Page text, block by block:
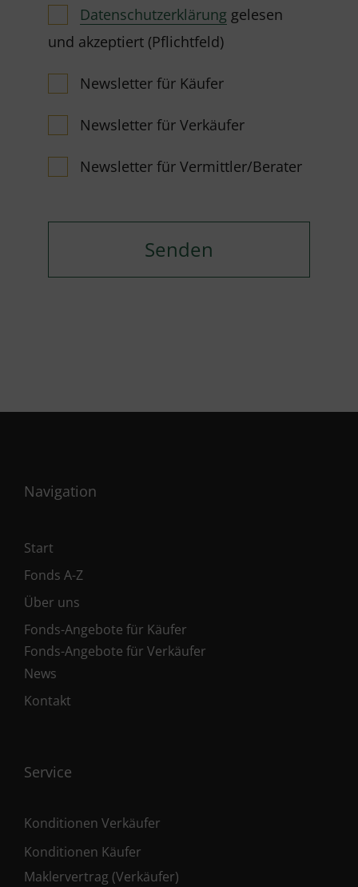
Datenschutzerklärung gelesen
und akzeptiert (Pflichtfeld)
Newsletter für Käufer
Newsletter für Verkäufer
Newsletter für Vermittler/Berater
Navigation
Start
Fonds A-Z
Über uns
Fonds-Angebote für Käufer
Fonds-Angebote für Verkäufer
News
Kontakt
Service
Konditionen Verkäufer
Konditionen Käufer
Maklervertrag (Verkäufer)